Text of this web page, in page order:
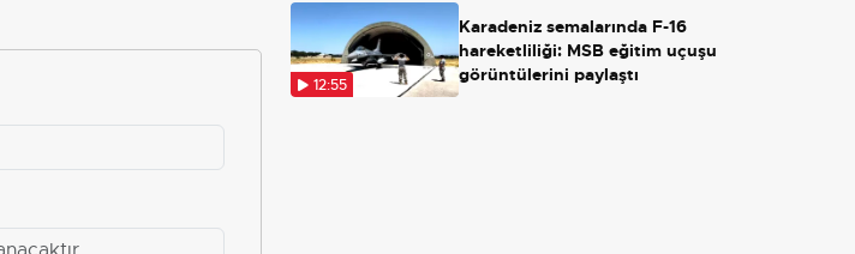
12:55
Karadeniz semalarında F-16
hareketliliği: MSB eğitim uçuşu
görüntülerini paylaştı